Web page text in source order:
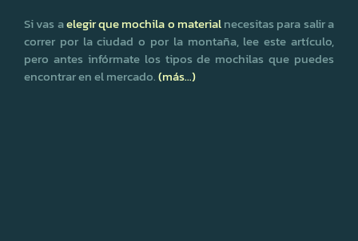
Si vas aelegir que mochila o materialnecesitas para salir a
correr por la ciudad o por la montaña, lee este artículo,
pero antes infórmate los tipos de mochilas que puedes
encontrar en el mercado.(más…)